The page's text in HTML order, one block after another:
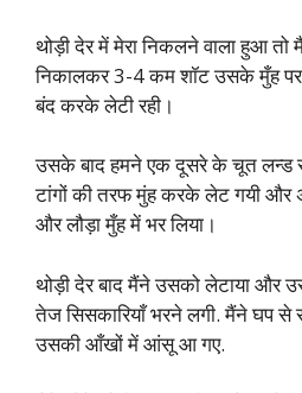
थोड़ी देर में मेरा निकलने वाला हुआ
निकालकर 3-4 कम शॉट उसके मुँह
बंद करके लेटी रही।
उसके बाद हमने एक दूसरे के चूत लन्ड
टांगों की तरफ मुंह करके लेट गयी और
और लौड़ा मुँह में भर लिया।
थोड़ी देर बाद मैंने उसको लेटाया और
तेज सिसकारियाँ भरने लगी. मैंने घप से
उसकी आँखों में आंसू आ गए.